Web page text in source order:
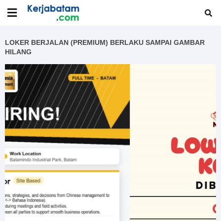
LOKER BERJALAN (PREMIUM) BERLAKU SAMPAI GAMBAR
HILANG